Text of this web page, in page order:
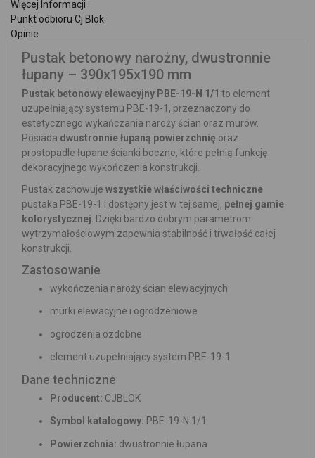
Więcej Informacji
Punkt odbioru Cj Blok
Opinie
Pustak betonowy narożny, dwustronnie
łupany – 390x195x190 mm
Pustak betonowy elewacyjny PBE-19-N 1/1 to element
uzupełniający systemu PBE-19-1, przeznaczony do
estetycznego wykańczania naroży ścian oraz murów.
Posiada dwustronnie łupaną powierzchnię oraz
prostopadle łupane ścianki boczne, które pełnią funkcję
dekoracyjnego wykończenia konstrukcji.
Pustak zachowuje wszystkie właściwości techniczne
pustaka PBE-19-1 i dostępny jest w tej samej, pełnej gamie
kolorystycznej . Dzięki bardzo dobrym parametrom
wytrzymałościowym zapewnia stabilność i trwałość całej
konstrukcji.
Zastosowanie
wykończenia naroży ścian elewacyjnych
murki elewacyjne i ogrodzeniowe
ogrodzenia ozdobne
element uzupełniający system PBE-19-1
Dane techniczne
Producent: CJBLOK
Symbol katalogowy: PBE-19-N 1/1
Powierzchnia: dwustronnie łupana